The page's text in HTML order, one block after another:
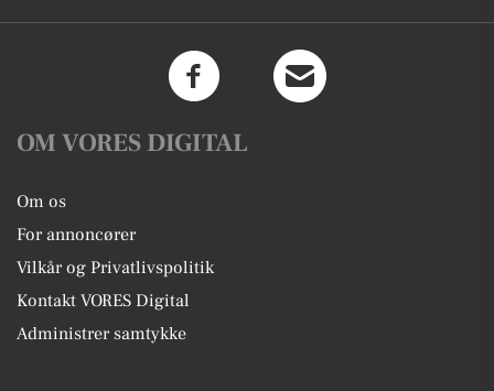
OM VORES DIGITAL
Om os
For annoncører
Vilkår og Privatlivspolitik
Kontakt VORES Digital
Administrer samtykke